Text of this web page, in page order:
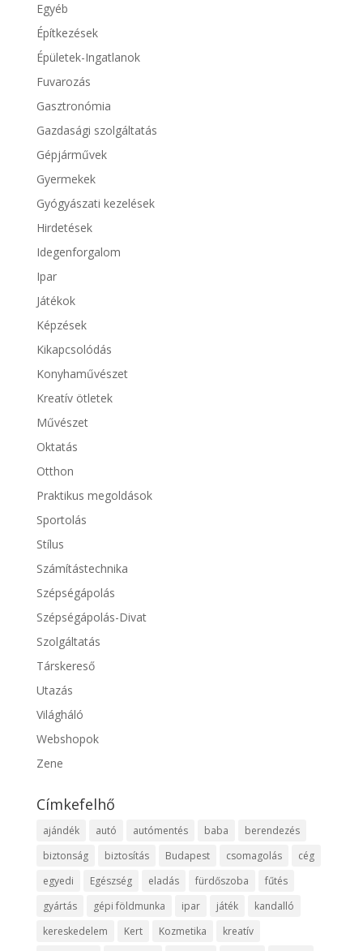
Egyéb
Építkezések
Épületek-Ingatlanok
Fuvarozás
Gasztronómia
Gazdasági szolgáltatás
Gépjárművek
Gyermekek
Gyógyászati kezelések
Hirdetések
Idegenforgalom
Ipar
Játékok
Képzések
Kikapcsolódás
Konyhaművészet
Kreatív ötletek
Művészet
Oktatás
Otthon
Praktikus megoldások
Sportolás
Stílus
Számítástechnika
Szépségápolás
Szépségápolás-Divat
Szolgáltatás
Társkereső
Utazás
Világháló
Webshopok
Zene
Címkefelhő
ajándék autó autómentés baba
berendezés
biztonság
biztosítás Budapest csomagolás
cég
egyedi
Egészség eladás fürdőszoba
fűtés
gyártás
gépi földmunka ipar játék
kandalló
kereskedelem
Kert Kozmetika
kreatív